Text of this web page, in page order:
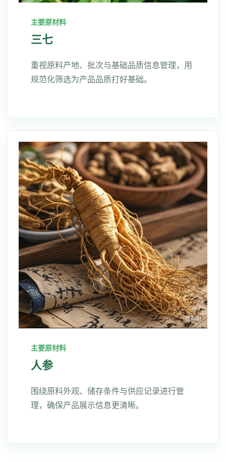
主要原材料
三七
重视原料产地、批次与基础品质信息管理，用
规范化筛选为产品品质打好基础。
主要原材料
人参
围绕原料外观、储存条件与供应记录进行管
理，确保产品展示信息更清晰。